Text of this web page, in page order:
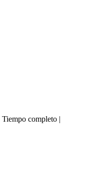
Tiempo completo |